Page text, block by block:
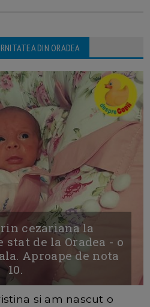
DIN ORADEA
cezariana la
de la Oradea - o
Aproape de nota
10.
si am nascut o